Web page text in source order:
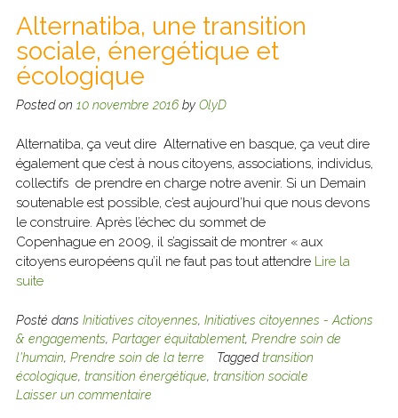
Alternatiba, une transition
sociale, énergétique et
écologique
Posted on 10 novembre 2016by OlyD
Alternatiba, ça veut dire Alternative en basque, ça veut dire
également que c’est à nous citoyens, associations, individus,
collectifs de prendre en charge notre avenir. Si un Demain
soutenable est possible, c’est aujourd’hui que nous devons
le construire. Après l’échec du sommet de
Copenhague en 2009, il s’agissait de montrer « aux
citoyens européens qu’il ne faut pas tout attendre Lire la
suite
Posté dans Initiatives citoyennes, Initiatives citoyennes - Actions
& engagements, Partager équitablement, Prendre soin de
l'humain, Prendre soin de la terre Taggedtransition
écologique, transition énergétique, transition sociale
Laisser un commentaire